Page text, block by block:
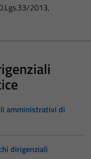
2013,
amministrativi di
dirigenziali